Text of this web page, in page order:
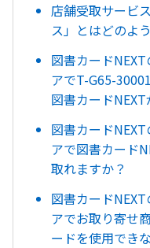
店舗受取サービ
ス」とはどのよ
図書カード
アでT-G65-
図書カードNEXT
図書カード
アで図書カード
取れますか？
図書カード
アでお取り寄せ
ードを使用でき